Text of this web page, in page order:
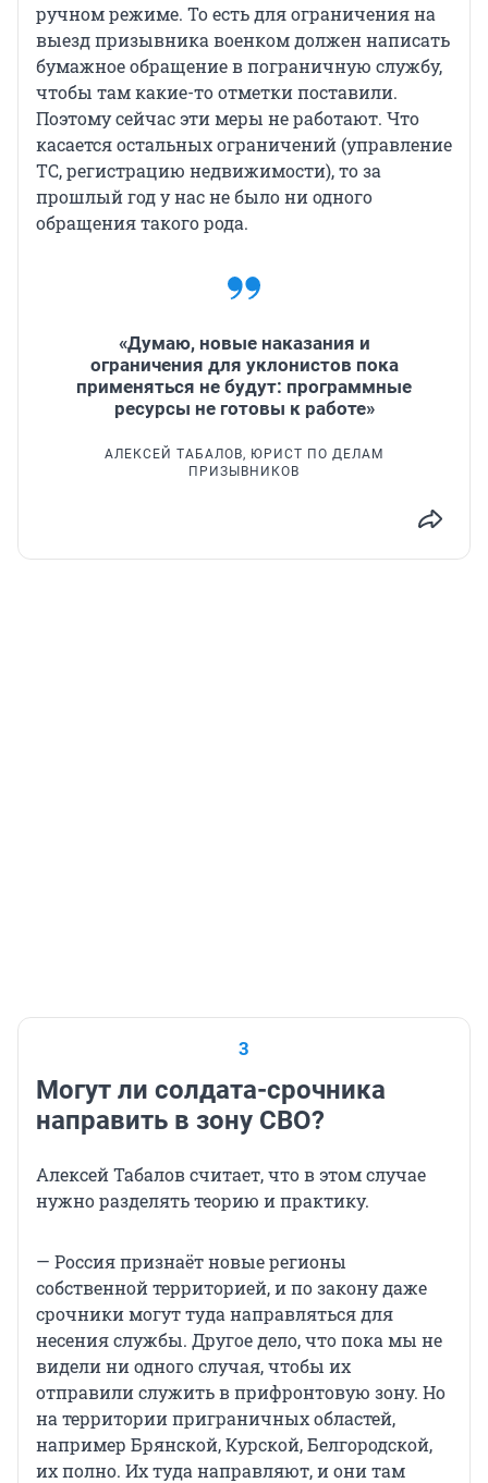
ручном режиме. То есть для ограничения на
выезд призывника военком должен написать
бумажное обращение в пограничную службу,
чтобы там какие-то отметки поставили.
Поэтому сейчас эти меры не работают. Что
касается остальных ограничений (управление
ТС, регистрацию недвижимости), то за
прошлый год у нас не было ни одного
обращения такого рода.
«Думаю, новые наказания и
ограничения для уклонистов пока
применяться не будут: программные
ресурсы не готовы к работе»
АЛЕКСЕЙ ТАБАЛОВ, ЮРИСТ ПО ДЕЛАМ
ПРИЗЫВНИКОВ
3
Могут ли солдата-срочника
направить в зону СВО?
Алексей Табалов считает, что в этом случае
нужно разделять теорию и практику.
— Россия признаёт новые регионы
собственной территорией, и по закону даже
срочники могут туда направляться для
несения службы. Другое дело, что пока мы не
видели ни одного случая, чтобы их
отправили служить в прифронтовую зону. Но
на территории приграничных областей,
например Брянской, Курской, Белгородской,
их полно. Их туда направляют, и они там